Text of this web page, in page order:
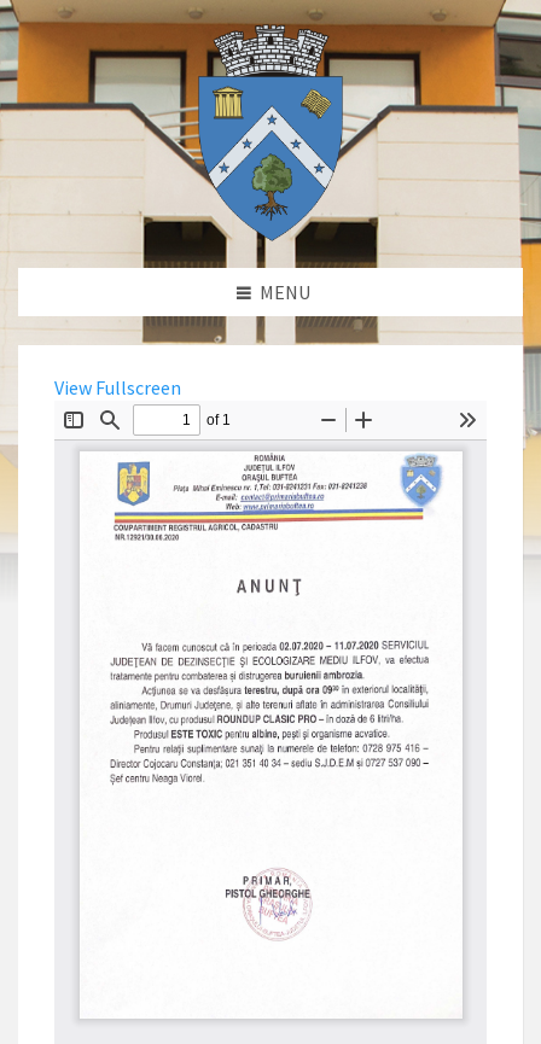
MENU
View Fullscreen